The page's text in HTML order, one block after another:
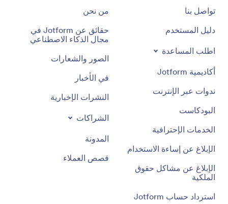
تواصل بنا
دليل المستخدم
اطلب المساعدة
أكاديمية Jotform
ندوات عبر الإنترنت
البودكاست
الخدمات الإحترافية
الإبلاغ عن إساءة الاستخدام
الإبلاغ عن مشاكل حقوق
الملكية
استرداد حساب Jotform
من نحن
حقائق عن Jotform في
مجال الذكاء الاصطناعي
الصور والشعارات
في الأخبار
النشرات الإخبارية
الشراكات
المدونة
قصص العملاء